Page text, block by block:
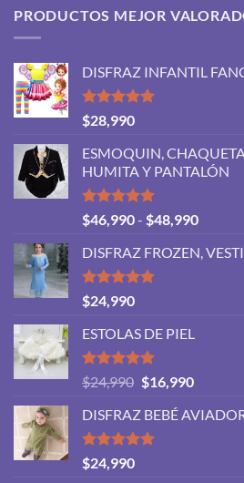
PRODUCTOS MEJOR
DISFRAZ INFANTIL
Valorado
con
de 5
$28,990
ESMOQUIN,
HUMITA Y PANTALÓN
Valorado
con
de 5
$46,990- $48,990Rango
DISFRAZ FROZEN,
Valorado
con
de 5
$24,990
ESTOLAS DE PIEL
Valorado
con
de 5
$24,990 El
original
era:
$16,990El
actual
DISFRAZ BEBÉ
Valorado
con
$24,990